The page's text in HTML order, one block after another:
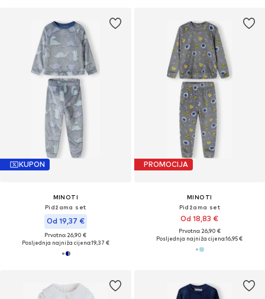
KUPON
MINOTI
Pidžama set
Od 19,37 €
Prvotno: 26,90 €
Posljednja najniža cijena:19,37 €
PROMOCIJA
MINOTI
Pidžama set
Od 18,83 €
Prvotno: 26,90 €
Posljednja najniža cijena:16,95 €